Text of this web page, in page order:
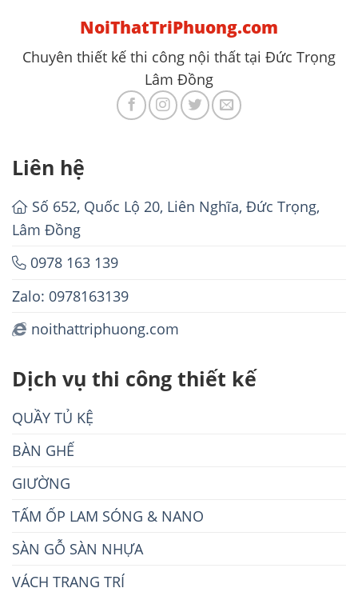
NoiThatTriPhuong.com
Chuyên thiết kế thi công nội thất tại Đức Trọng
Lâm Đồng
Liên hệ
Số 652, Quốc Lộ 20, Liên Nghĩa, Đức Trọng,
Lâm Đồng
0978 163 139
Zalo: 0978163139
noithattriphuong.com
Dịch vụ thi công thiết kế
QUẦY TỦ KỆ
BÀN GHẾ
GIƯỜNG
TẤM ỐP LAM SÓNG & NANO
SÀN GỖ SÀN NHỰA
VÁCH TRANG TRÍ